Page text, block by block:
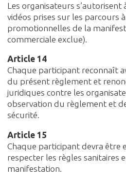
Les organisateurs
vidéos prises sur les parcours
promotionnelles de la
commerciale exclue).
Article 14
Chaque participant reconnaît
du présent règlement et
juridiques contre les
observation du règlement et
sécurité.
Article 15
Chaque participant devra être
respecter les règles sanitaires
manifestation.